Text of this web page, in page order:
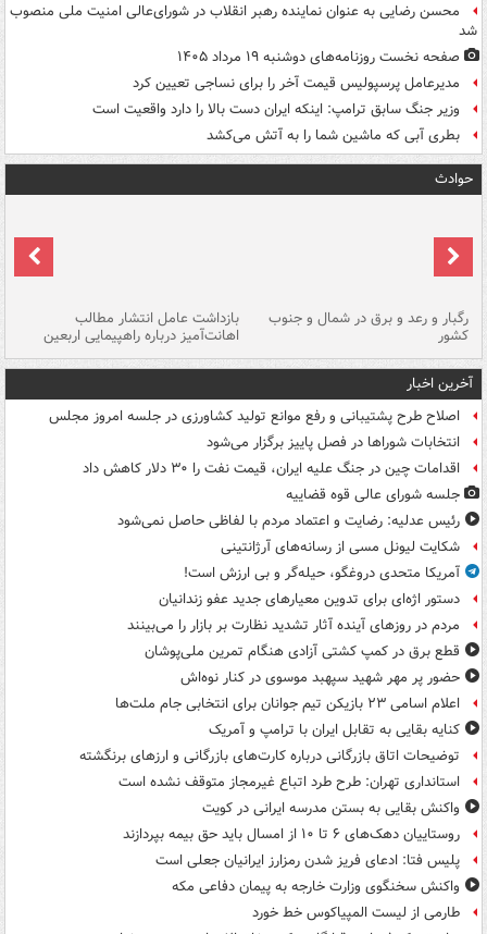
محسن رضایی به عنوان نماینده رهبر انقلاب در شورای‌عالی امنیت ملی منصوب
شد
صفحه نخست روزنامه‌های دوشنبه ۱۹ مرداد ۱۴۰۵
مدیرعامل پرسپولیس قیمت آخر را برای نساجی تعیین کرد
وزیر جنگ سابق ترامپ: اینکه ایران دست بالا را دارد واقعیت است
بطری آبی که ماشین شما را به آتش می‌کشد
حوادث
رگبار و رعد و برق در شمال و جنوب
کشور
بازداشت عامل انتشار مطالب
اهانت‌آمیز درباره راهپیمایی اربعین
آخرین اخبار
اصلاح طرح پشتیبانی و رفع موانع تولید کشاورزی در جلسه امروز مجلس
انتخابات شوراها در فصل پاییز برگزار می‌شود
اقدامات چین در جنگ علیه ایران، قیمت نفت را ۳۰ دلار کاهش داد
جلسه شورای عالی قوه قضاییه
رئیس عدلیه: رضایت و اعتماد مردم با لفاظی حاصل نمی‌شود
شکایت لیونل مسی از رسانه‌های آرژانتینی
آمریکا متحدی دروغگو، حیله‌گر و بی ارزش است!
دستور اژه‌ای برای تدوین معیارهای جدید عفو زندانیان
مردم در روزهای آینده آثار تشدید نظارت بر بازار را می‌بینند
قطع برق در کمپ کشتی آزادی هنگام تمرین ملی‌پوشان
حضور پر مهر شهید سپهبد موسوی در کنار نوه‌اش
اعلام اسامی ۲۳ بازیکن تیم جوانان برای انتخابی جام ملت‌ها
کنایه بقایی به تقابل ایران با ترامپ و آمریک
توضیحات اتاق بازرگانی درباره کارت‌های بازرگانی و ارزهای برنگشته
استانداری تهران: طرح طرد اتباع غیرمجاز متوقف نشده است
واکنش بقایی به بستن مدرسه ایرانی در کویت
روستاییان دهک‌های ۶ تا ۱۰ از امسال باید حق بیمه بپردازند
پلیس فتا: ادعای فریز شدن رمزارز ایرانیان جعلی است
واکنش سخنگوی وزارت خارجه به پیمان دفاعی مکه
طارمی از لیست المپیاکوس خط خورد